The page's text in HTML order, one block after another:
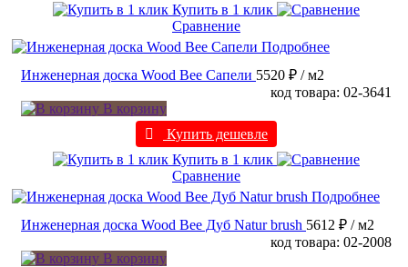
Купить в 1 клик
Сравнение
Подробнее
Инженерная доска Wood Bee Сапели 5520 ₽ / м2
код товара: 02-3641
В корзину
Купить дешевле
Купить в 1 клик
Сравнение
Подробнее
Инженерная доска Wood Bee Дуб Natur brush 5612 ₽ / м2
код товара: 02-2008
В корзину